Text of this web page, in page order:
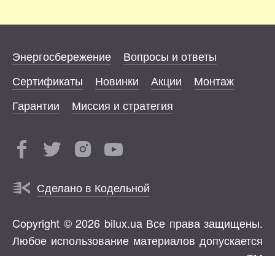
Энергосбережение
Вопросы и ответы
Сертификаты
Новинки Акции
Монтаж
Гарантии
Миссия и стратегия
Сделано в Кодельной
Copyright © 2026 bilux.ua Все права защищены.
Любое использование материалов допускается